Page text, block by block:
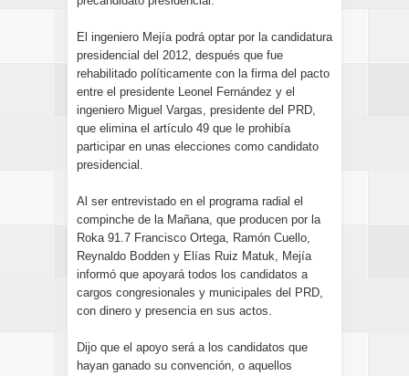
El ingeniero Mejía podrá optar por la candidatura
presidencial del 2012, después que fue
rehabilitado políticamente con la firma del pacto
entre el presidente Leonel Fernández y el
ingeniero Miguel Vargas, presidente del PRD,
que elimina el artículo 49 que le prohibía
participar en unas elecciones como candidato
presidencial.
Al ser entrevistado en el programa radial el
compinche de la Mañana, que producen por la
Roka 91.7 Francisco Ortega, Ramón Cuello,
Reynaldo Bodden y Elías Ruiz Matuk, Mejía
informó que apoyará todos los candidatos a
cargos congresionales y municipales del PRD,
con dinero y presencia en sus actos.
Dijo que el apoyo será a los candidatos que
hayan ganado su convención, o aquellos